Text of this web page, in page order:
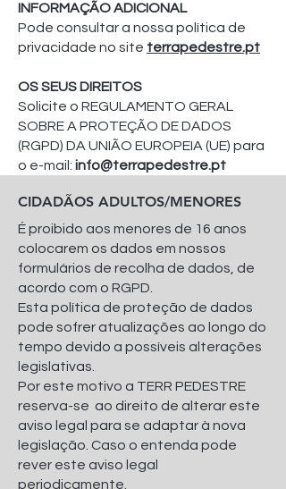
INFORMAÇÃO ADICIONAL
Pode consultar a nossa política de
privacidade no site terrapedestre.pt
OS SEUS DIREITOS
Solicite o REGULAMENTO GERAL
SOBRE A PROTEÇÃO DE DADOS
(RGPD) DA UNIÃO EUROPEIA (UE) para
o e-mail: info@terrapedestre.pt
CIDADÃOS ADULTOS/MENORES
É proibido aos menores de 16 anos
colocarem os dados em nossos
formulários de recolha de dados, de
acordo com o RGPD.
Esta política de proteção de dados
pode sofrer atualizações ao longo do
tempo devido a possíveis alterações
legislativas.
Por este motivo a TERR PEDESTRE
reserva-se ao direito de alterar este
aviso legal para se adaptar à nova
legislação. Caso o entenda pode
rever este aviso legal
periodicamente.